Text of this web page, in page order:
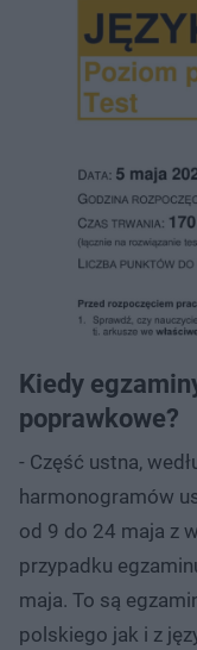
Kiedy
poprawkowe?
- Część ustna,
harmonogramów
od 9 do 24 maja z
przypadku
maja. To są
polskiego jak i z